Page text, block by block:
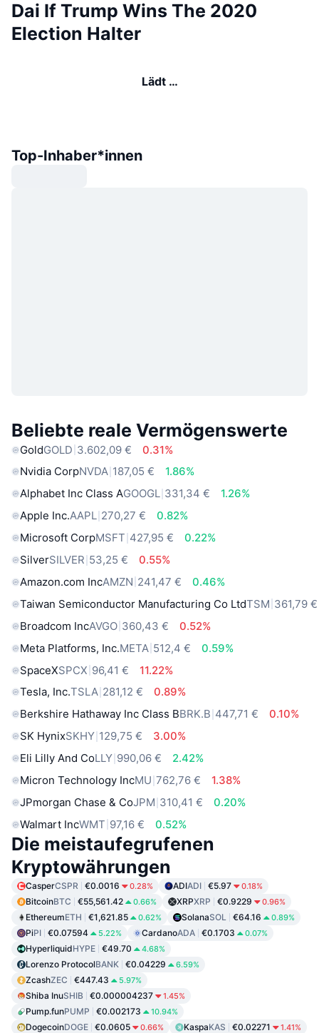
Dai If Trump Wins The 2020
Election Halter
Lädt …
Top-Inhaber*innen
Beliebte reale Vermögenswerte
GoldGOLD 3.602,09 €
0.31%
Nvidia CorpNVDA 187,05 €
1.86%
Alphabet Inc Class AGOOGL 331,34 €
1.26%
Apple Inc.AAPL 270,27 €
0.82%
Microsoft CorpMSFT 427,95 €
0.22%
SilverSILVER 53,25 €
0.55%
Amazon.com IncAMZN 241,47 €
0.46%
Taiwan Semiconductor Manufacturing Co LtdTSM 361,79 €
Broadcom IncAVGO 360,43 €
0.52%
Meta Platforms, Inc.META 512,4 €
0.59%
SpaceXSPCX 96,41 €
11.22%
Tesla, Inc.TSLA 281,12 €
0.89%
Berkshire Hathaway Inc Class BBRK.B 447,71 €
0.10%
SK HynixSKHY 129,75 €
3.00%
Eli Lilly And CoLLY 990,06 €
2.42%
Micron Technology IncMU 762,76 €
1.38%
JPmorgan Chase & CoJPM 310,41 €
0.20%
Walmart IncWMT 97,16 € 0.52%
Die meistaufegrufenen
Kryptowährungen
CasperCSPR €0.0016 0.28% ADIADI €5.97 0.18%
BitcoinBTC €55,561.42 0.66% XRPXRP €0.9229 0.96%
EthereumETH €1,621.85 0.62% SolanaSOL €64.16 0.89%
PiPI €0.07594 5.22% CardanoADA €0.1703 0.07%
HyperliquidHYPE €49.70 4.68%
Lorenzo ProtocolBANK €0.04229 6.59%
ZcashZEC €447.43 5.97%
Shiba InuSHIB €0.000004237 1.45%
Pump.funPUMP €0.002173 10.94%
DogecoinDOGE €0.0605 0.66% KaspaKAS €0.02271 1.41%